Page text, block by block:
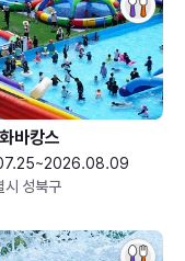
바캉스
시 성북구